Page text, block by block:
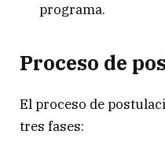
programa.
Proceso de
El proceso de
tres fases: